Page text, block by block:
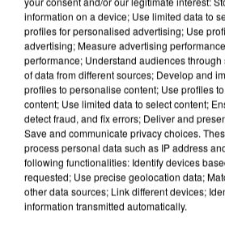
UN SECOND CADRE DE LA DZ
INTERPELLÉ EN ALGÉRIE
information on a device; Use limited data to
profiles for personalised advertising; Use
advertising; Measure advertising
performance; Understand audiences
of data from different sources; Develop and
profiles to personalise content; Use profiles
content; Use limited data to select content;
detect fraud, and fix errors; Deliver and
Save and communicate privacy choices.
process personal data such as IP address
following functionalities: Identify devices
requested; Use precise geolocation data;
other data sources; Link different devices;
information transmitted automatically.